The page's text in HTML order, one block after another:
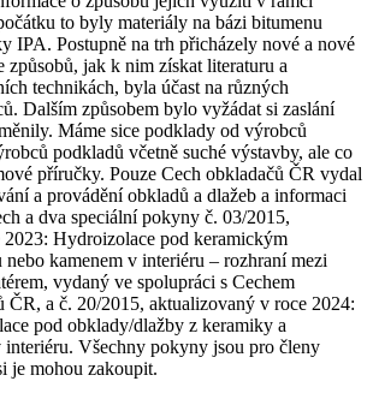
to byly materiály na bázi bitumenu
IPA. Postupně na trh přicházely nové a nové
způsobů, jak k nim získat literaturu a
technikách, byla účast na různých
Dalším způsobem bylo vyžádat si zaslání
Máme sice podklady od výrobců
podkladů včetně suché výstavby, ale co
příručky. Pouze Cech obkladačů ČR vydal
a provádění obkladů a dlažeb a informaci
a dva speciální pokyny č. 03/2015,
2023: Hydroizolace pod keramickým
kamenem v interiéru – rozhraní mezi
vydaný ve spolupráci s Cechem
ČR, a č. 20/2015, aktualizovaný v roce 2024:
pod obklady/dlažby z keramiky a
Všechny pokyny jsou pro členy
je mohou zakoupit.